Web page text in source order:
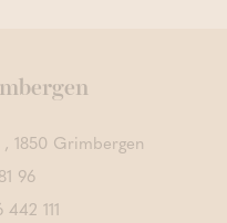
1850 Grimbergen
96
111